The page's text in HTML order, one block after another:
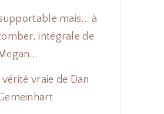
mais... à
intégrale de
Megan...
vérité vraie de Dan